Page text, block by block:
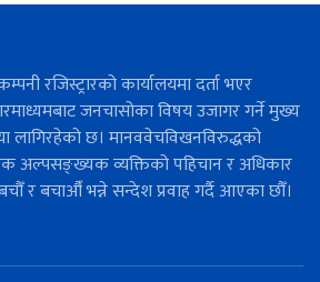
रजिस्ट्रारको कार्यालयमा दर्ता भएर
जनचासोका विषय उजागर गर्ने मुख्य
लागिरहेको छ। मानववेचविखनविरुद्धको
अल्पसङ्ख्यक व्यक्तिको पहिचान र अधिकार
र बचाऔँ भन्ने सन्देश प्रवाह गर्दै आएका छौँ।